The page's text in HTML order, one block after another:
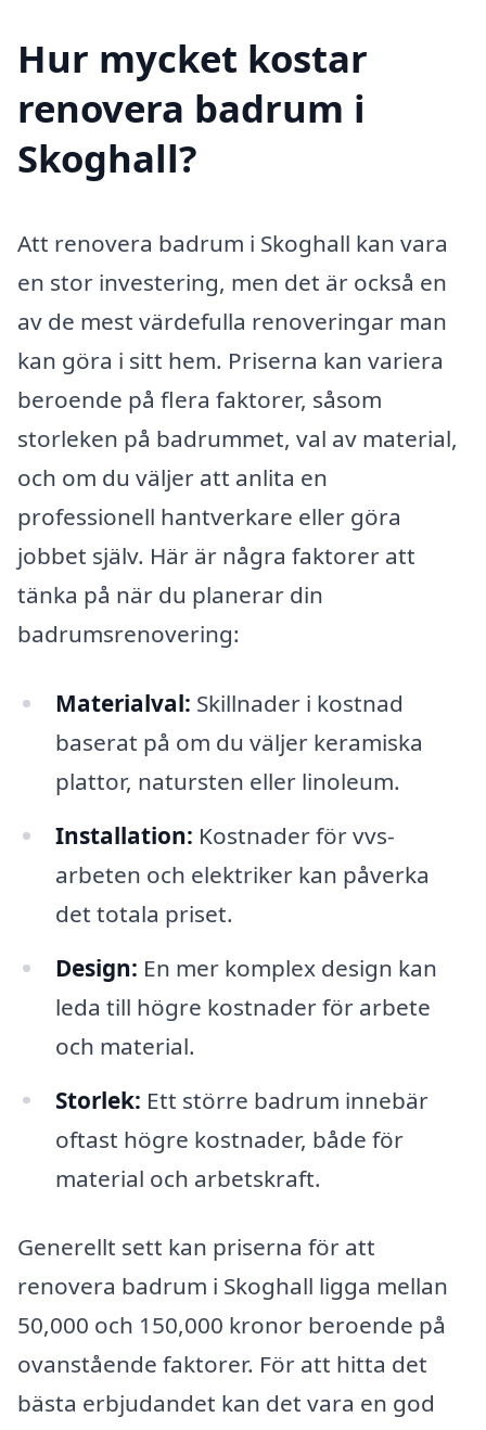
Hur mycket kostar
renovera badrum i
Skoghall?
Att renovera badrum i Skoghall kan vara
en stor investering, men det är också en
av de mest värdefulla renoveringar man
kan göra i sitt hem. Priserna kan variera
beroende på flera faktorer, såsom
storleken på badrummet, val av material,
och om du väljer att anlita en
professionell hantverkare eller göra
jobbet själv. Här är några faktorer att
tänka på när du planerar din
badrumsrenovering:
Materialval: Skillnader i kostnad
baserat på om du väljer keramiska
plattor, natursten eller linoleum.
Installation: Kostnader för vvs-
arbeten och elektriker kan påverka
det totala priset.
Design: En mer komplex design kan
leda till högre kostnader för arbete
och material.
Storlek: Ett större badrum innebär
oftast högre kostnader, både för
material och arbetskraft.
Generellt sett kan priserna för att
renovera badrum i Skoghall ligga mellan
50,000 och 150,000 kronor beroende på
ovanstående faktorer. För att hitta det
bästa erbjudandet kan det vara en god